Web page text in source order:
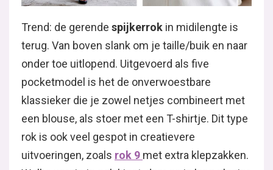
Trend: de gerende spijkerrok in midilengte is
terug. Van boven slank om je taille/buik en naar
onder toe uitlopend. Uitgevoerd als five
pocketmodel is het de onverwoestbare
klassieker die je zowel netjes combineert met
een blouse, als stoer met een T-shirtje. Dit type
rok is ook veel gespot in creatievere
uitvoeringen, zoals rok 9 met extra klepzakken.